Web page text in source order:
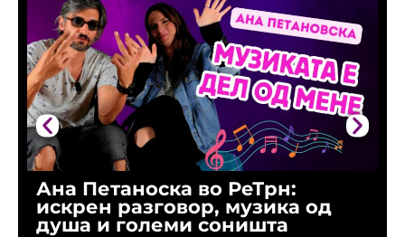
Ана Петаноска во РеТрн:
искрен разговор, музика од
душа и големи соништа